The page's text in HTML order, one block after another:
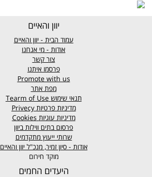
יוון והאיים
עמוד הבית - יוון והאיים
אודות - מי אנחנו
צור קשר
פרסמו איתנו
Promote with us
מפת אתר
תנאי שימוש
מדיניות פרטיות Privecy
מדיניות עוגיות Cookies
פרסום בתים ווילות ביוון
שרותי ייעוץ מתקדמים
אודות - סיון זמיר, מנכ"ל יוון והאיים
מוקד חירום
היעדים החמים